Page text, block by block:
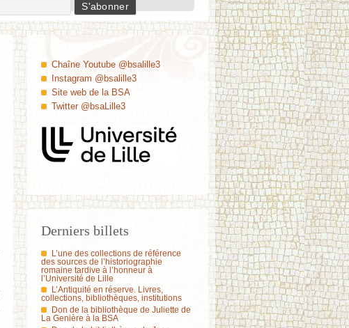
Chaîne Youtube @bsalille3
Instagram @bsalille3
Site web de la BSA
Twitter @bsaLille3
Derniers billets
L’une des collections de référence
des sources de l’historiographie
romaine tardive à l’honneur à
l’Université de Lille
L’Antiquité en réserve. Livres,
collections, bibliothèques, institutions
Don de la bibliothèque de Juliette de
La Genière à la BSA